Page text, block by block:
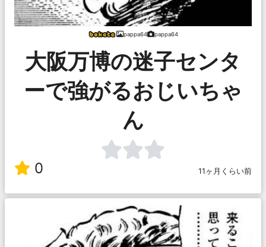
pappa64 pappa64
大阪万博の迷子センタ
ーで強がるおじいちゃ
ん
0 11ヶ月くらい前